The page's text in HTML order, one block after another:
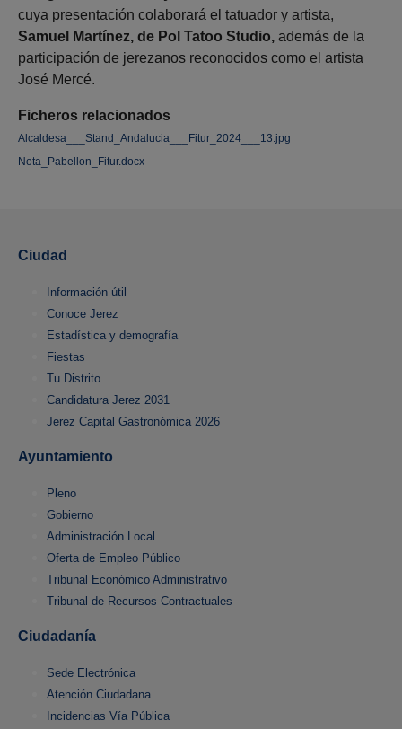
Ficheros relacionados
Alcaldesa___Stand_Andalucia___Fitur_2024___13.jpg
Nota_Pabellon_Fitur.docx
cuya presentación colaborará el tatuador y artista,
Samuel Martínez, de Pol Tatoo Studio, además de la
participación de jerezanos reconocidos como el artista
José Mercé.
Ciudad
Información útil
Conoce Jerez
Estadística y demografía
Fiestas
Tu Distrito
Candidatura Jerez 2031
Jerez Capital Gastronómica 2026
Ayuntamiento
Pleno
Gobierno
Administración Local
Oferta de Empleo Público
Tribunal Económico Administrativo
Tribunal de Recursos Contractuales
Ciudadanía
Sede Electrónica
Atención Ciudadana
Incidencias Vía Pública